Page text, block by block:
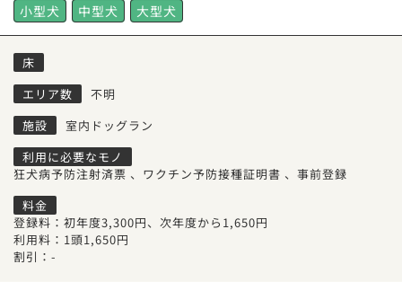
小型犬
中型犬 大型犬
床
エリア数
不明
施設
室内ドッグラン
利用に必要なモノ
狂犬病予防注射済票 、 ワクチン予防接種証明書 、 事前登録
料金
登録料：初年度3,300円、次年度から1,650円
利用料：1頭1,650円
割引：-